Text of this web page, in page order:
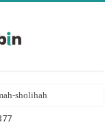
sholihah